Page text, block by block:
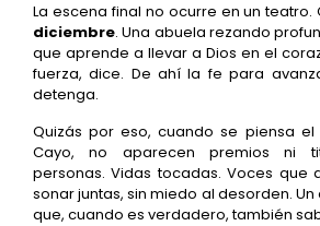
La escena final no ocurre en un teatro.
diciembre. Una abuela rezando
que aprende a llevar a Dios en el
fuerza, dice. De ahí la fe para
detenga.
Quizás por eso, cuando se piensa
Cayo, no aparecen premios ni
personas. Vidas tocadas. Voces que
sonar juntas, sin miedo al desorden.
que, cuando es verdadero, también